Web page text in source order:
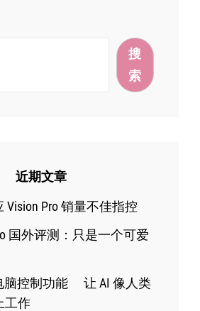
搜
索
近期文章
Vision Pro 销量不佳指控
国外评测：只是一个可爱
脑控制功能 让 AI 像人类
工作